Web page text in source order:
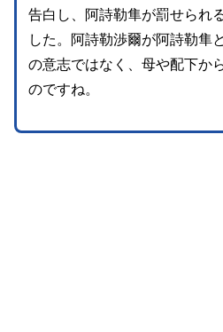
告白し、阿詩勒隼が罰せられ
した。阿詩勒渉爾が阿詩勒隼
の意志ではなく、母や配下か
のですね。